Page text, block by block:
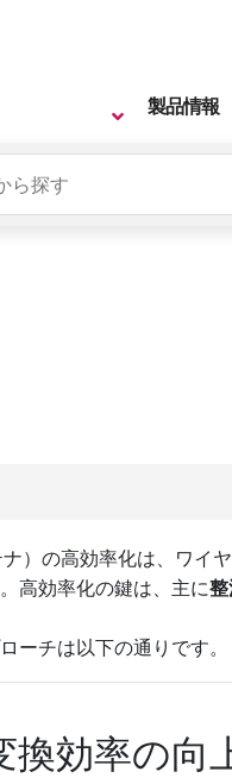
製品情報
）の高効率化は、ワイ
高効率化の鍵は、主に整
ーチは以下の通りです。
効率の向